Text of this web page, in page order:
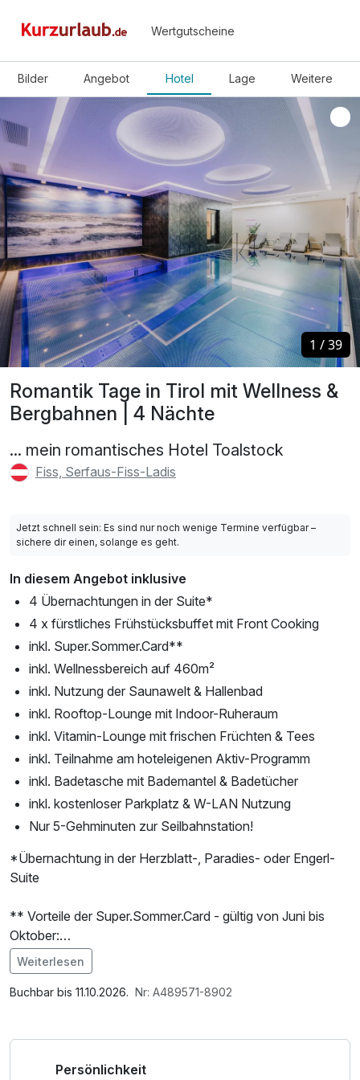
Wertgutscheine
Bilder Angebot Hotel Lage Weitere
Romantik Tage in Tirol mit Wellness &
Bergbahnen | 4 Nächte
... mein romantisches Hotel Toalstock
Fiss, Serfaus-Fiss-Ladis
1 /39
1 /39
Jetzt schnell sein: Es sind nur noch wenige Termine verfügbar –
sichere dir einen, solange es geht.
In diesem Angebot inklusive
4 Übernachtungen in der Suite*
4 x fürstliches Frühstücksbuffet mit Front Cooking
inkl. Super.Sommer.Card**
inkl. Wellnessbereich auf 460m²
inkl. Nutzung der Saunawelt & Hallenbad
inkl. Rooftop-Lounge mit Indoor-Ruheraum
inkl. Vitamin-Lounge mit frischen Früchten & Tees
inkl. Teilnahme am hoteleigenen Aktiv-Programm
inkl. Badetasche mit Bademantel & Badetücher
inkl. kostenloser Parkplatz & W-LAN Nutzung
Nur 5-Gehminuten zur Seilbahnstation!
*Übernachtung in der Herzblatt-, Paradies- oder Engerl-
Suite
** Vorteile der Super.Sommer.Card - gültig von Juni bis
Oktober:
- Benutzung der Bergbahnen in Serfaus-Fiss-Ladis (
ausgenommen Biketransport)
- Wanderbus täglich zwischen den Dörfern Serfaus, Fiss
Möseralm, Murmlitrail, etc.)
Im Angebot enthalten
1 x Welcome Drink, Saunabenutzung, Saunatuch,
Bademantel und -tücher
Weiterlesen
Buchbar bis 11.10.2026. Nr: A489571-8902
Persönlichkeit